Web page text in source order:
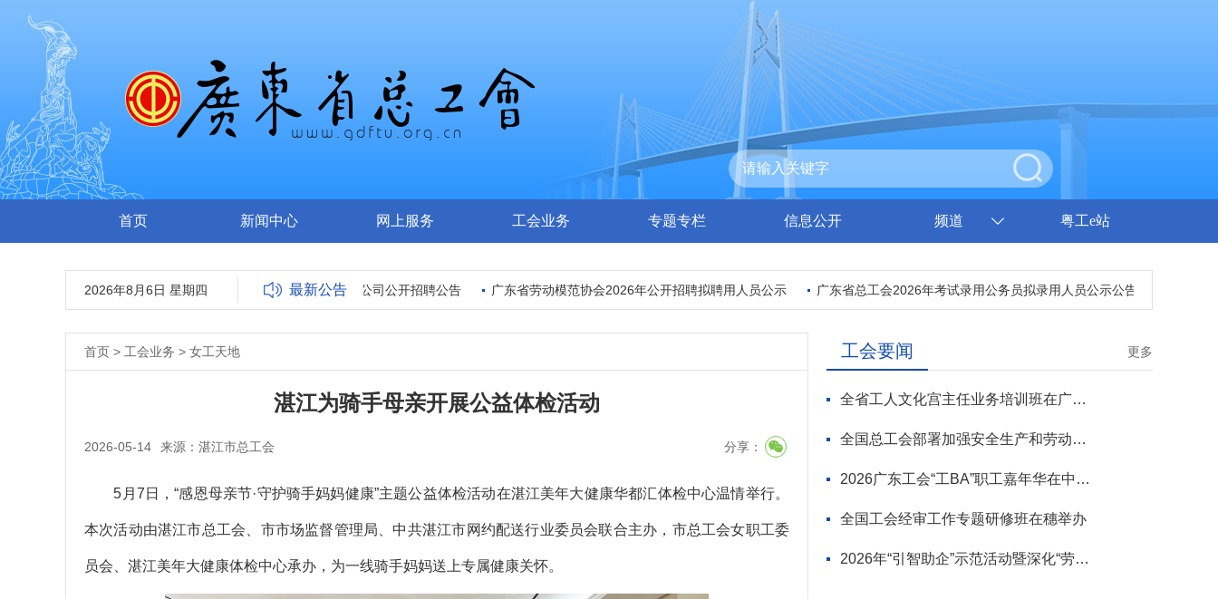
首页 新闻中心 网上服务 工会业务 专题专栏 信息公开 频道 粤工e站
2026年8月6日 星期四 最新公告
广东南方工报传媒有限公司公开招聘公告 广东省劳动模范协会2026年公开招聘拟聘用人员公示 广东省总工会2026年考试录用公务员拟录用人员公示公告
首页 > 工会业务 > 女工天地
湛江为骑手母亲开展公益体检活动
2026-05-14 来源：湛江市总工会 分享：
5月7日，“感恩母亲节·守护骑手妈妈健康”主题公益体检活动在湛江美年大健康华都汇体检中心温情举行。
本次活动由湛江市总工会、市市场监督管理局、中共湛江市网约配送行业委员会联合主办，市总工会女职工委
员会、湛江美年大健康体检中心承办，为一线骑手妈妈送上专属健康关怀。
工会要闻 更多
全省工人文化宫主任业务培训班在广州开班
全国总工会部署加强安全生产和劳动保护工作
2026广东工会“工BA”职工嘉年华在中山举行
全国工会经审工作专题研修班在穗举办
2026年“引智助企”示范活动暨深化“劳模工匠进万企”专项行动启动